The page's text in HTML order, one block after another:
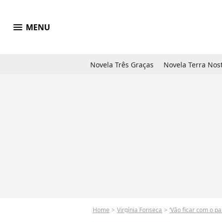
menu MENU
Novela Três Graças Novela Terra
Home Virgínia Fonseca ‘Vão ficar com o